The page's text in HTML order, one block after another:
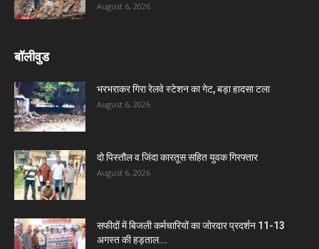
August 6, 2026
बॉलीवुड
भरभराकर गिरा रेलवे स्टेशन का गेट, बड़ा हादसा टला
August 6, 2026
दो पिस्तौल व जिंदा कारतूस सहित युवक गिरफ्तार
August 6, 2026
सफीदों में बिजली कर्मचारियों का जोरदार प्रदर्शन 11-13
अगस्त की हड़ताल...